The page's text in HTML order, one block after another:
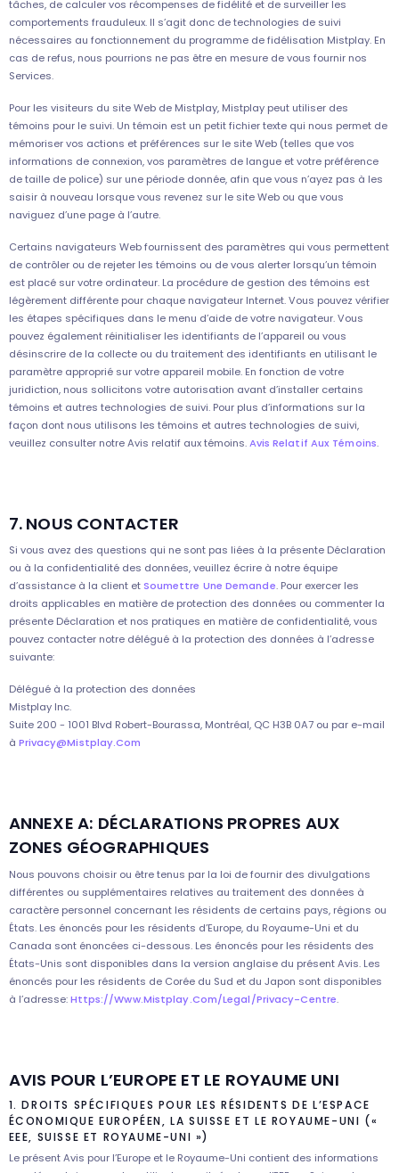
tâches, de calculer vos récompenses de fidélité et de surveiller les
comportements frauduleux. Il s’agit donc de technologies de suivi
nécessaires au fonctionnement du programme de fidélisation Mistplay. En
cas de refus, nous pourrions ne pas être en mesure de vous fournir nos
Services.
Pour les visiteurs du site Web de Mistplay, Mistplay peut utiliser des
témoins pour le suivi. Un témoin est un petit fichier texte qui nous permet de
mémoriser vos actions et préférences sur le site Web (telles que vos
informations de connexion, vos paramètres de langue et votre préférence
de taille de police) sur une période donnée, afin que vous n’ayez pas à les
saisir à nouveau lorsque vous revenez sur le site Web ou que vous
naviguez d’une page à l’autre.
Certains navigateurs Web fournissent des paramètres qui vous permettent
de contrôler ou de rejeter les témoins ou de vous alerter lorsqu’un témoin
est placé sur votre ordinateur. La procédure de gestion des témoins est
légèrement différente pour chaque navigateur Internet. Vous pouvez vérifier
les étapes spécifiques dans le menu d’aide de votre navigateur. Vous
pouvez également réinitialiser les identifiants de l’appareil ou vous
désinscrire de la collecte ou du traitement des identifiants en utilisant le
paramètre approprié sur votre appareil mobile. En fonction de votre
juridiction, nous sollicitons votre autorisation avant d’installer certains
témoins et autres technologies de suivi. Pour plus d’informations sur la
façon dont nous utilisons les témoins et autres technologies de suivi,
veuillez consulter notre Avis relatif aux témoins.Avis Relatif Aux Témoins.
7. NOUS CONTACTER
Si vous avez des questions qui ne sont pas liées à la présente Déclaration
ou à la confidentialité des données, veuillez écrire à notre équipe
d’assistance à la client et Soumettre Une Demande. Pour exercer les
droits applicables en matière de protection des données ou commenter la
présente Déclaration et nos pratiques en matière de confidentialité, vous
pouvez contacter notre délégué à la protection des données à l’adresse
suivante:
Délégué à la protection des données
Mistplay Inc.
Suite 200 - 1001 Blvd Robert-Bourassa, Montréal, QC H3B 0A7 ou par e-mail
à Privacy@Mistplay.Com
ANNEXE A: DÉCLARATIONS PROPRES AUX
ZONES GÉOGRAPHIQUES
Nous pouvons choisir ou être tenus par la loi de fournir des divulgations
différentes ou supplémentaires relatives au traitement des données à
caractère personnel concernant les résidents de certains pays, régions ou
États. Les énoncés pour les résidents d’Europe, du Royaume-Uni et du
Canada sont énoncées ci-dessous. Les énoncés pour les résidents des
États-Unis sont disponibles dans la version anglaise du présent Avis. Les
énoncés pour les résidents de Corée du Sud et du Japon sont disponibles
à l’adresse:Https://www.mistplay.com/legal/privacy-Centre.
AVIS POUR L’EUROPE ET LE ROYAUME UNI
1. DROITS SPÉCIFIQUES POUR LES RÉSIDENTS DE L’ESPACE
ÉCONOMIQUE EUROPÉEN, LA SUISSE ET LE ROYAUME-UNI («
EEE, SUISSE ET ROYAUME-UNI »)
Le présent Avis pour l’Europe et le Royaume-Uni contient des informations